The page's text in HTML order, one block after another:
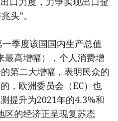
头”。
季度该国国内生产总值
最高增幅），个人消费增
第二大增幅，表明民众的
，欧洲委员会（EC）也
提升为2021年的4.3%和
区的经济正呈现复苏态